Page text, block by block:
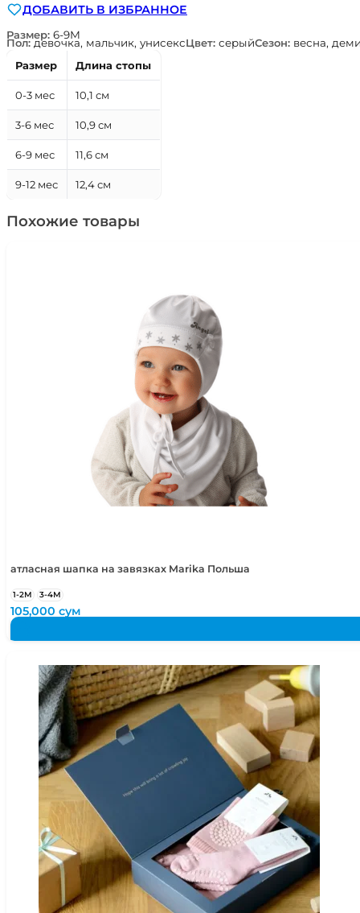
ДОБАВИТЬ В ИЗБРАННОЕ
Размер: 6-9М
Пол:девочка, мальчик, унисексЦвет: серыйСезон: весна,
Размер
Длина стопы
0-3 мес 10,1 см
3-6 мес 10,9 см
6-9 мес 11,6 см
9-12 мес 12,4 см
Похожие товары
атласная шапка на завязках Marika Польша
1-2М 3-4М
105,000сум